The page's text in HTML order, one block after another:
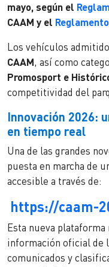
mayo, según el
CAAM y el
Los vehículos
CAAM, así como
Promosport e
competitividad del
Innovación 2026:
en tiempo real
Una de las grandes
puesta en marcha de
accesible a través de:
https://caam-
Esta nueva
información oficial de
comunicados y